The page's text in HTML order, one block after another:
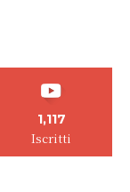
1,117
Iscritti